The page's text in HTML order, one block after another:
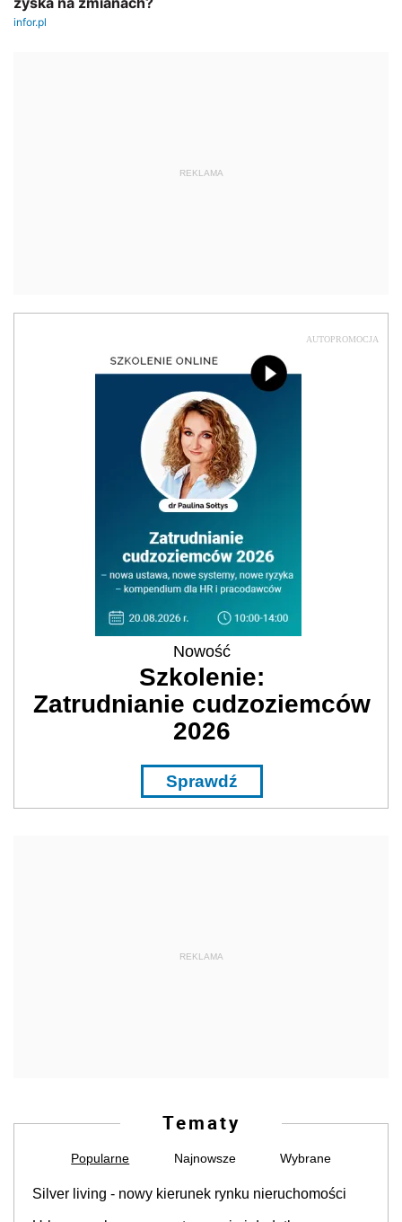
REKLAMA
AUTOPROMOCJA
Nowość
Szkolenie:
Zatrudnianie cudzoziemców
2026
Sprawdź
REKLAMA
Tematy
Popularne Najnowsze Wybrane
Silver living - nowy kierunek rynku nieruchomości